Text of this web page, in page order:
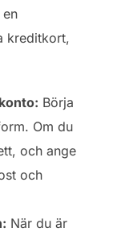
kreditkort,
Börja
Om du
och ange
och
När du är